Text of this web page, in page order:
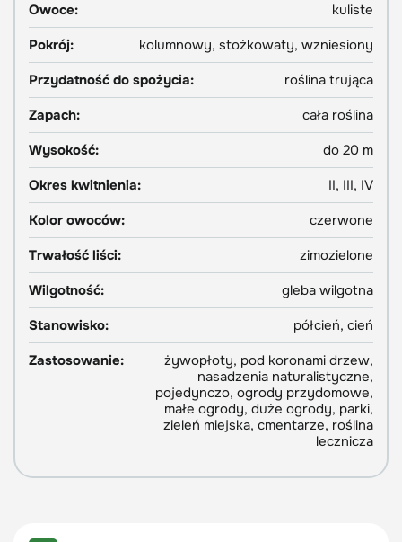
Owoce:
kuliste
Pokrój:
kolumnowy, stożkowaty, wzniesiony
Przydatność do spożycia:
roślina trująca
Zapach:
cała roślina
Wysokość:
do 20 m
Okres kwitnienia:
II, III, IV
Kolor owoców:
czerwone
Trwałość liści:
zimozielone
Wilgotność:
gleba wilgotna
Stanowisko:
półcień, cień
Zastosowanie:
żywopłoty, pod koronami drzew,
nasadzenia naturalistyczne,
pojedynczo, ogrody przydomowe,
małe ogrody, duże ogrody, parki,
zieleń miejska, cmentarze, roślina
lecznicza